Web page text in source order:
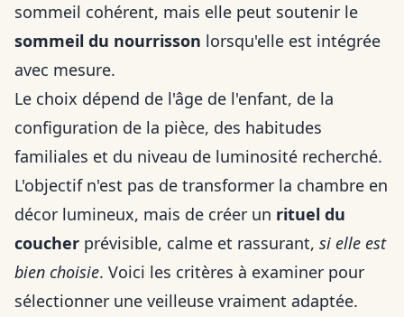
sommeil cohérent, mais elle peut soutenir le
sommeil du nourrisson lorsqu'elle est intégrée
avec mesure.
Le choix dépend de l'âge de l'enfant, de la
configuration de la pièce, des habitudes
familiales et du niveau de luminosité recherché.
L'objectif n'est pas de transformer la chambre en
décor lumineux, mais de créer un rituel du
coucher prévisible, calme et rassurant, si elle est
bien choisie. Voici les critères à examiner pour
sélectionner une veilleuse vraiment adaptée.